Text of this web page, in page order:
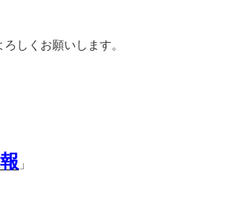
しくお願いします。
」